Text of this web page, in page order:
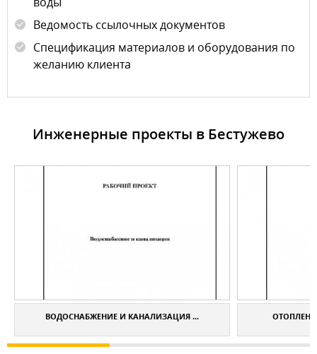
Ведомость ссылочных документов
Спецификация материалов и оборудования по
желанию клиента
Инженерные проекты в Бестужево
ВОДОСНАБЖЕНИЕ И КАНАЛИЗАЦИЯ ...